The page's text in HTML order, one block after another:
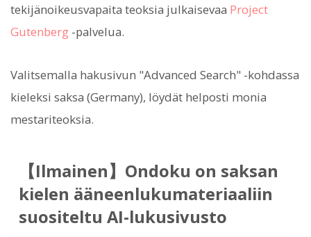
tekijänoikeusvapaita teoksia julkaisevaa Project
Gutenberg -palvelua.
Valitsemalla hakusivun "Advanced Search" -kohdassa
kieleksi saksa (Germany), löydät helposti monia
mestariteoksia.
【Ilmainen】Ondoku on saksan
kielen ääneenlukumateriaaliin
suositeltu AI-lukusivusto